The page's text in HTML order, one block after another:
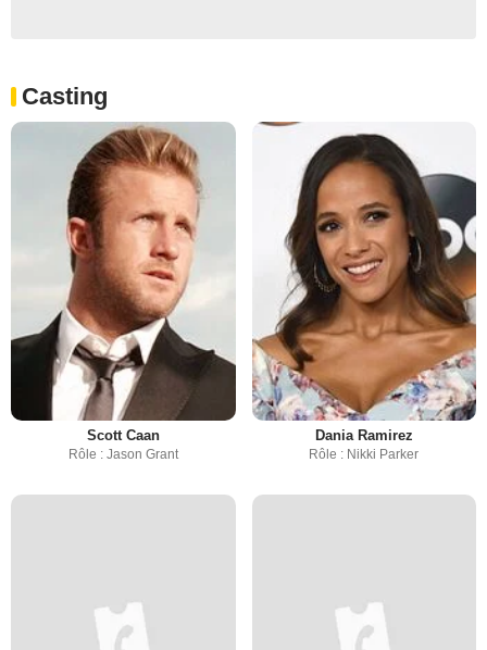
Casting
Scott Caan
Rôle : Jason Grant
Dania Ramirez
Rôle : Nikki Parker